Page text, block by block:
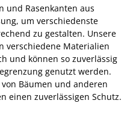
und Rasenkanten aus
um verschiedenste
zu gestalten. Unsere
verschiedene Materialien
und können so zuverlässig
genutzt werden.
Bäumen und anderen
einen zuverlässigen Schutz.